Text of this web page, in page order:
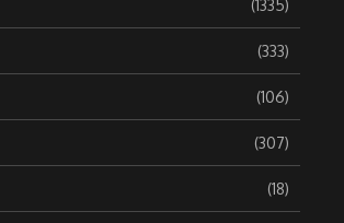
(1335)
(333)
(106)
(307)
(18)